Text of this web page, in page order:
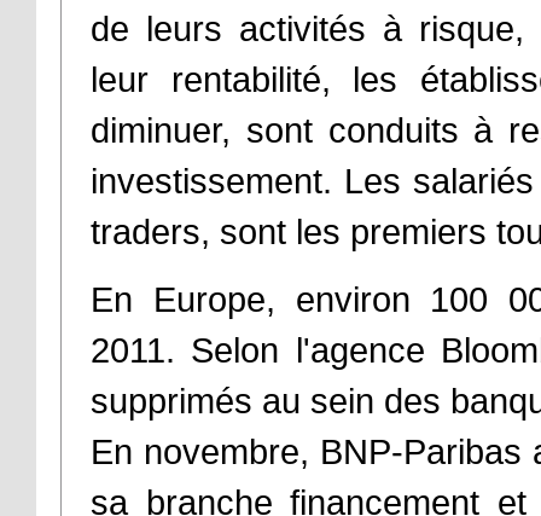
de leurs activités à
leur rentabilité, les
diminuer, sont conduits à
investissement. Les
traders, sont les premiers
En Europe, environ 100
2011. Selon l'agence
supprimés au sein des
En novembre, BNP-
sa branche financement